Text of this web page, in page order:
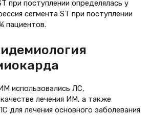
при поступлении определялась у
сегмента ST при поступлении
пациентов.
использовались ЛС,
лечения ИМ, а также
для лечения основного заболевания